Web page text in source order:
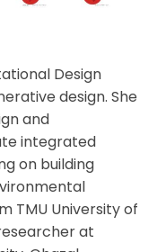
Design
design. She
and
integrated
on building
TMU University of
at